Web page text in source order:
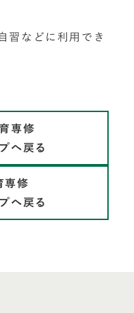
習などに利用でき
専修
へ戻る
専修
へ戻る